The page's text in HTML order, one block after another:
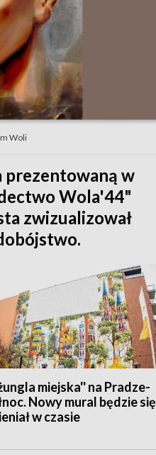
Woli
prezentowaną w
Wola'44"
zwizualizował
miejska'' na Pradze-
Nowy mural będzie się
w czasie